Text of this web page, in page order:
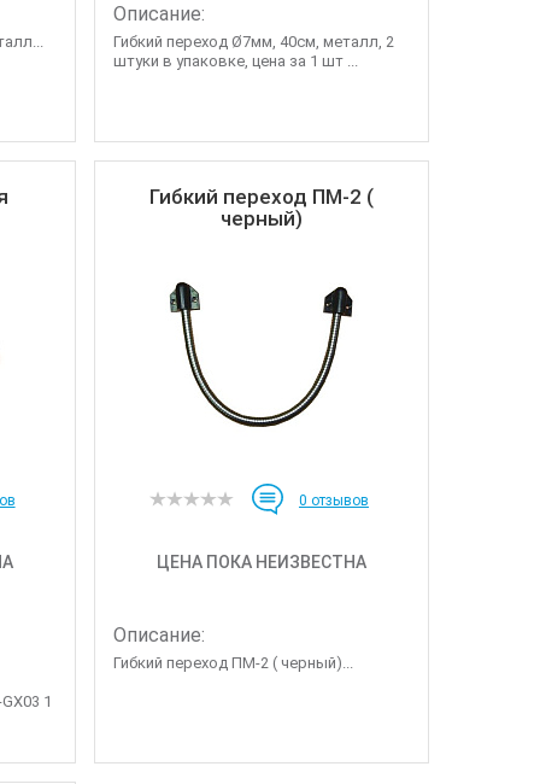
Описание:
Гибкий переход Ø7мм, 40см, металл, 2
штуки в упаковке, цена за 1 шт ...
1
Гибкий переход ПМ-2 (
черный)
0 отзывов
ЦЕНА ПОКА НЕИЗВЕСТНА
Описание:
Гибкий переход ПМ-2 ( черный)...